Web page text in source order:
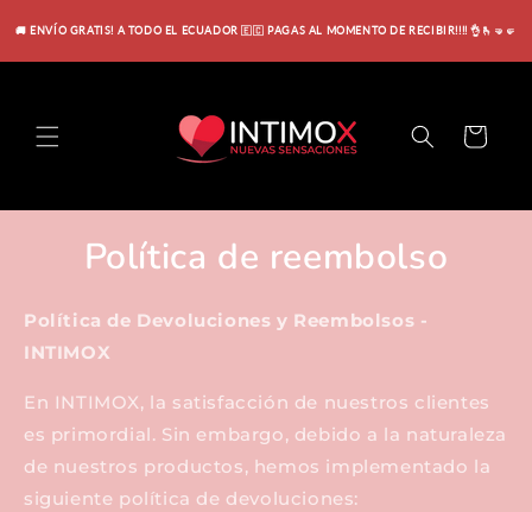
🚚 ENVÍO GRATIS! A TODO EL ECUADOR 🇪🇨 PAGAS AL MOMENTO DE RECIBIR!!!! 👌🫰🤜🤛
directamente
Carrito
Política de reembolso
Política de Devoluciones y Reembolsos -
INTIMOX
En INTIMOX, la satisfacción de nuestros clientes
es primordial. Sin embargo, debido a la naturaleza
de nuestros productos, hemos implementado la
siguiente política de devoluciones: